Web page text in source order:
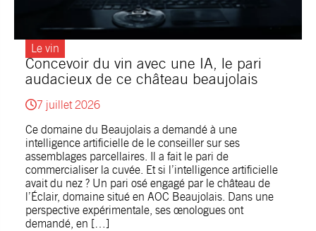
Concevoir du vin avec une IA, le pari
audacieux de ce château beaujolais
Le vin
7 juillet 2026
Ce domaine du Beaujolais a demandé à une
intelligence artificielle de le conseiller sur ses
assemblages parcellaires. Il a fait le pari de
commercialiser la cuvée. Et si l’intelligence artificielle
avait du nez ? Un pari osé engagé par le château de
l’Éclair, domaine situé en AOC Beaujolais. Dans une
perspective expérimentale, ses œnologues ont
demandé, en […]